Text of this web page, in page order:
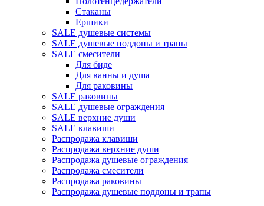
Стаканы
Ершики
SALE душевые системы
SALE душевые поддоны и трапы
SALE смесители
Для биде
Для ванны и душа
Для раковины
SALE раковины
SALE душевые ограждения
SALE верхние души
SALE клавиши
Распродажа клавиши
Распродажа верхние души
Распродажа душевые ограждения
Распродажа смесители
Распродажа раковины
Распродажа душевые поддоны и трапы